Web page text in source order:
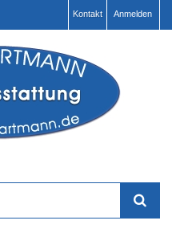
Anmelden
Kontakt